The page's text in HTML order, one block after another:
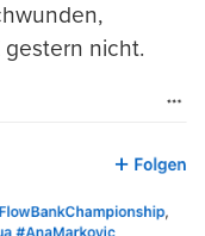
nicht.